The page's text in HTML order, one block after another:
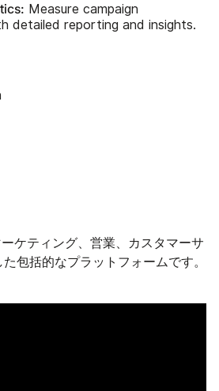
Measure campaign
detailed reporting and insights.
ケティング、営業、カスタマーサ
包括的なプラットフォームです。